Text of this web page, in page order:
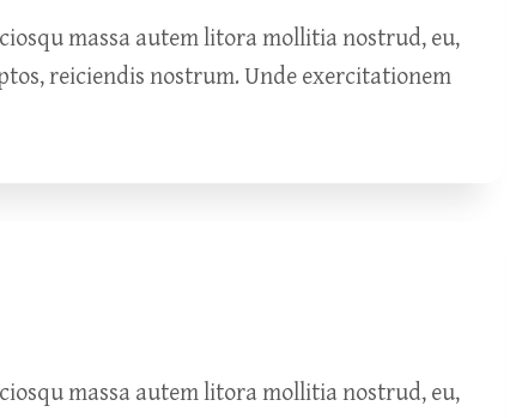
massa autem litora mollitia nostrud, eu,
reiciendis nostrum. Unde exercitationem
massa autem litora mollitia nostrud, eu,